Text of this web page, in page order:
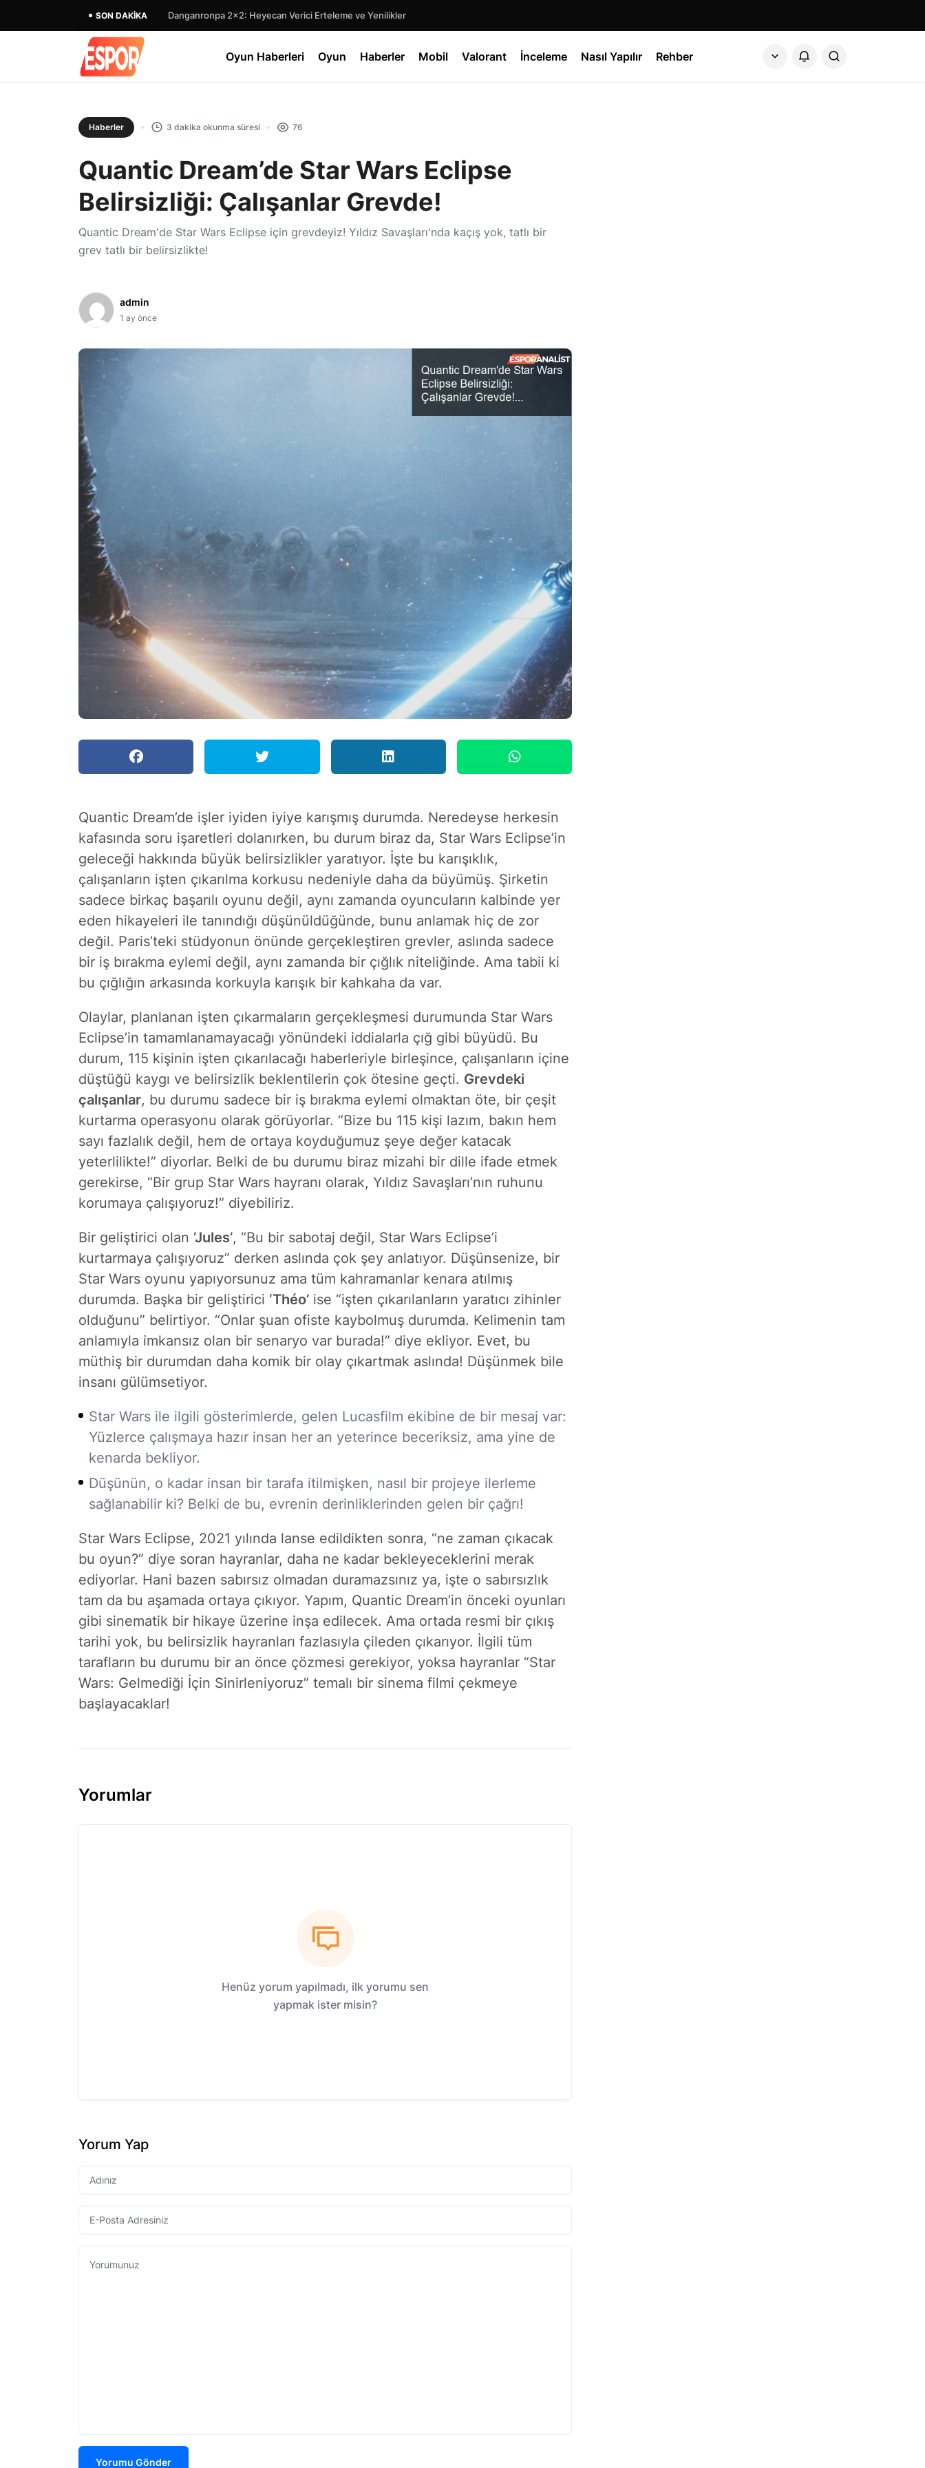
SON DAKIKA Danganronpa 2×2: Heyecan Verici Erteleme ve Yenilikler
Oyun Haberleri Oyun Haberler Mobil Valorant İnceleme Nasıl Yapılır Rehber
Haberler 3 dakika okunma süresi 76
Quantic Dream’de Star Wars Eclipse
Belirsizliği: Çalışanlar Grevde!
Quantic Dream'de Star Wars Eclipse için grevdeyiz! Yıldız Savaşları'nda kaçış yok, tatlı bir
grev tatlı bir belirsizlikte!
admin
1 ay önce
Quantic Dream’de işler iyiden iyiye karışmış durumda. Neredeyse herkesin
kafasında soru işaretleri dolanırken, bu durum biraz da, Star Wars Eclipse’in
geleceği hakkında büyük belirsizlikler yaratıyor. İşte bu karışıklık,
çalışanların işten çıkarılma korkusu nedeniyle daha da büyümüş. Şirketin
sadece birkaç başarılı oyunu değil, aynı zamanda oyuncuların kalbinde yer
eden hikayeleri ile tanındığı düşünüldüğünde, bunu anlamak hiç de zor
değil. Paris’teki stüdyonun önünde gerçekleştiren grevler, aslında sadece
bir iş bırakma eylemi değil, aynı zamanda bir çığlık niteliğinde. Ama tabii ki
bu çığlığın arkasında korkuyla karışık bir kahkaha da var.
Olaylar, planlanan işten çıkarmaların gerçekleşmesi durumunda Star Wars
Eclipse’in tamamlanamayacağı yönündeki iddialarla çığ gibi büyüdü. Bu
durum, 115 kişinin işten çıkarılacağı haberleriyle birleşince, çalışanların içine
düştüğü kaygı ve belirsizlik beklentilerin çok ötesine geçti. Grevdeki
çalışanlar, bu durumu sadece bir iş bırakma eylemi olmaktan öte, bir çeşit
kurtarma operasyonu olarak görüyorlar. “Bize bu 115 kişi lazım, bakın hem
sayı fazlalık değil, hem de ortaya koyduğumuz şeye değer katacak
yeterlilikte!” diyorlar. Belki de bu durumu biraz mizahi bir dille ifade etmek
gerekirse, “Bir grup Star Wars hayranı olarak, Yıldız Savaşları’nın ruhunu
korumaya çalışıyoruz!” diyebiliriz.
Bir geliştirici olan ‘Jules’, “Bu bir sabotaj değil, Star Wars Eclipse’i
kurtarmaya çalışıyoruz” derken aslında çok şey anlatıyor. Düşünsenize, bir
Star Wars oyunu yapıyorsunuz ama tüm kahramanlar kenara atılmış
durumda. Başka bir geliştirici ‘Théo’ ise “işten çıkarılanların yaratıcı zihinler
olduğunu” belirtiyor. “Onlar şuan ofiste kaybolmuş durumda. Kelimenin tam
anlamıyla imkansız olan bir senaryo var burada!” diye ekliyor. Evet, bu
müthiş bir durumdan daha komik bir olay çıkartmak aslında! Düşünmek bile
insanı gülümsetiyor.
Star Wars ile ilgili gösterimlerde, gelen Lucasfilm ekibine de bir mesaj var:
Yüzlerce çalışmaya hazır insan her an yeterince beceriksiz, ama yine de
kenarda bekliyor.
Düşünün, o kadar insan bir tarafa itilmişken, nasıl bir projeye ilerleme
sağlanabilir ki? Belki de bu, evrenin derinliklerinden gelen bir çağrı!
Star Wars Eclipse, 2021 yılında lanse edildikten sonra, “ne zaman çıkacak
bu oyun?” diye soran hayranlar, daha ne kadar bekleyeceklerini merak
ediyorlar. Hani bazen sabırsız olmadan duramazsınız ya, işte o sabırsızlık
tam da bu aşamada ortaya çıkıyor. Yapım, Quantic Dream’in önceki oyunları
gibi sinematik bir hikaye üzerine inşa edilecek. Ama ortada resmi bir çıkış
tarihi yok, bu belirsizlik hayranları fazlasıyla çileden çıkarıyor. İlgili tüm
tarafların bu durumu bir an önce çözmesi gerekiyor, yoksa hayranlar “Star
Wars: Gelmediği İçin Sinirleniyoruz” temalı bir sinema filmi çekmeye
başlayacaklar!
Yorumlar
Henüz yorum yapılmadı, ilk yorumu sen
yapmak ister misin?
Yorum Yap
Yorumu Gönder